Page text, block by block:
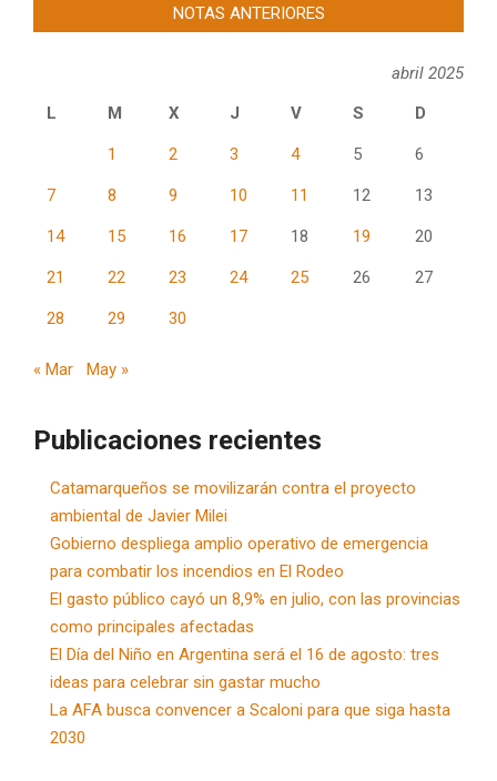
NOTAS ANTERIORES
abril 2025
L
M X J V S D
1 2 3 4 5 6
7 8 9 10 11 12 13
14 15 16 17 18 19 20
21 22 23 24 25 26 27
28 29 30
« Mar May »
Publicaciones recientes
Catamarqueños se movilizarán contra el proyecto
ambiental de Javier Milei
Gobierno despliega amplio operativo de emergencia
para combatir los incendios en El Rodeo
El gasto público cayó un 8,9% en julio, con las provincias
como principales afectadas
El Día del Niño en Argentina será el 16 de agosto: tres
ideas para celebrar sin gastar mucho
La AFA busca convencer a Scaloni para que siga hasta
2030